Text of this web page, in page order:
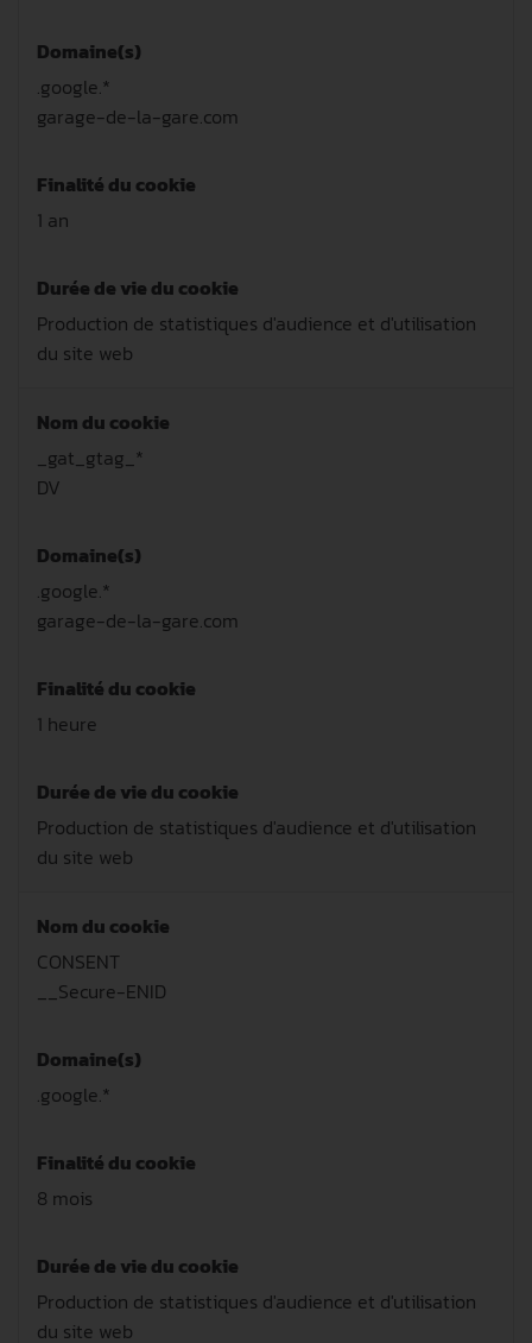
Domaine(s)
.google.*
garage-de-la-gare.com
Finalité du cookie
1 an
Durée de vie du cookie
Production de statistiques d'audience et d'utilisation
du site web
Nom du cookie
_gat_gtag_*
DV
Domaine(s)
.google.*
garage-de-la-gare.com
Finalité du cookie
1 heure
Durée de vie du cookie
Production de statistiques d'audience et d'utilisation
du site web
Nom du cookie
CONSENT
__Secure-ENID
Domaine(s)
.google.*
Finalité du cookie
8 mois
Durée de vie du cookie
Production de statistiques d'audience et d'utilisation
du site web